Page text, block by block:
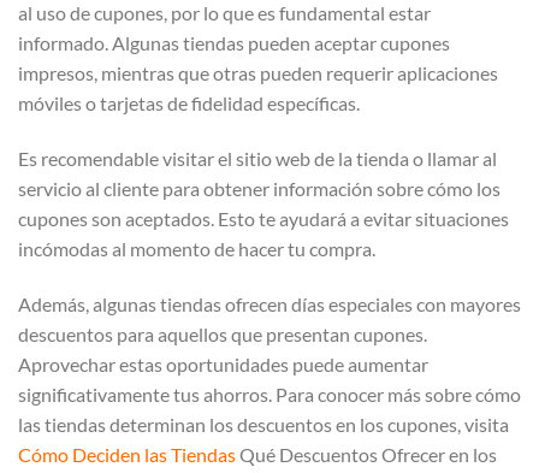
al uso de cupones, por lo que es fundamental estar
informado. Algunas tiendas pueden aceptar cupones
impresos, mientras que otras pueden requerir aplicaciones
móviles o tarjetas de fidelidad específicas.
Es recomendable visitar el sitio web de la tienda o llamar al
servicio al cliente para obtener información sobre cómo los
cupones son aceptados. Esto te ayudará a evitar situaciones
incómodas al momento de hacer tu compra.
Además, algunas tiendas ofrecen días especiales con mayores
descuentos para aquellos que presentan cupones.
Aprovechar estas oportunidades puede aumentar
significativamente tus ahorros. Para conocer más sobre cómo
las tiendas determinan los descuentos en los cupones, visita
Cómo Deciden las TiendasQué Descuentos Ofrecer en los